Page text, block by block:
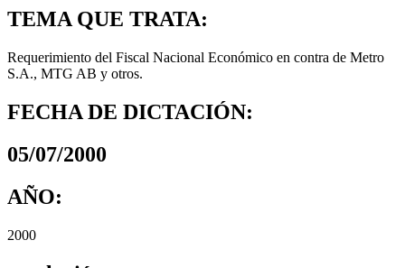
TEMA QUE TRATA:
Requerimiento del Fiscal Nacional Económico en contra de Metro
S.A., MTG AB y otros.
FECHA DE DICTACIÓN:
05/07/2000
AÑO:
2000